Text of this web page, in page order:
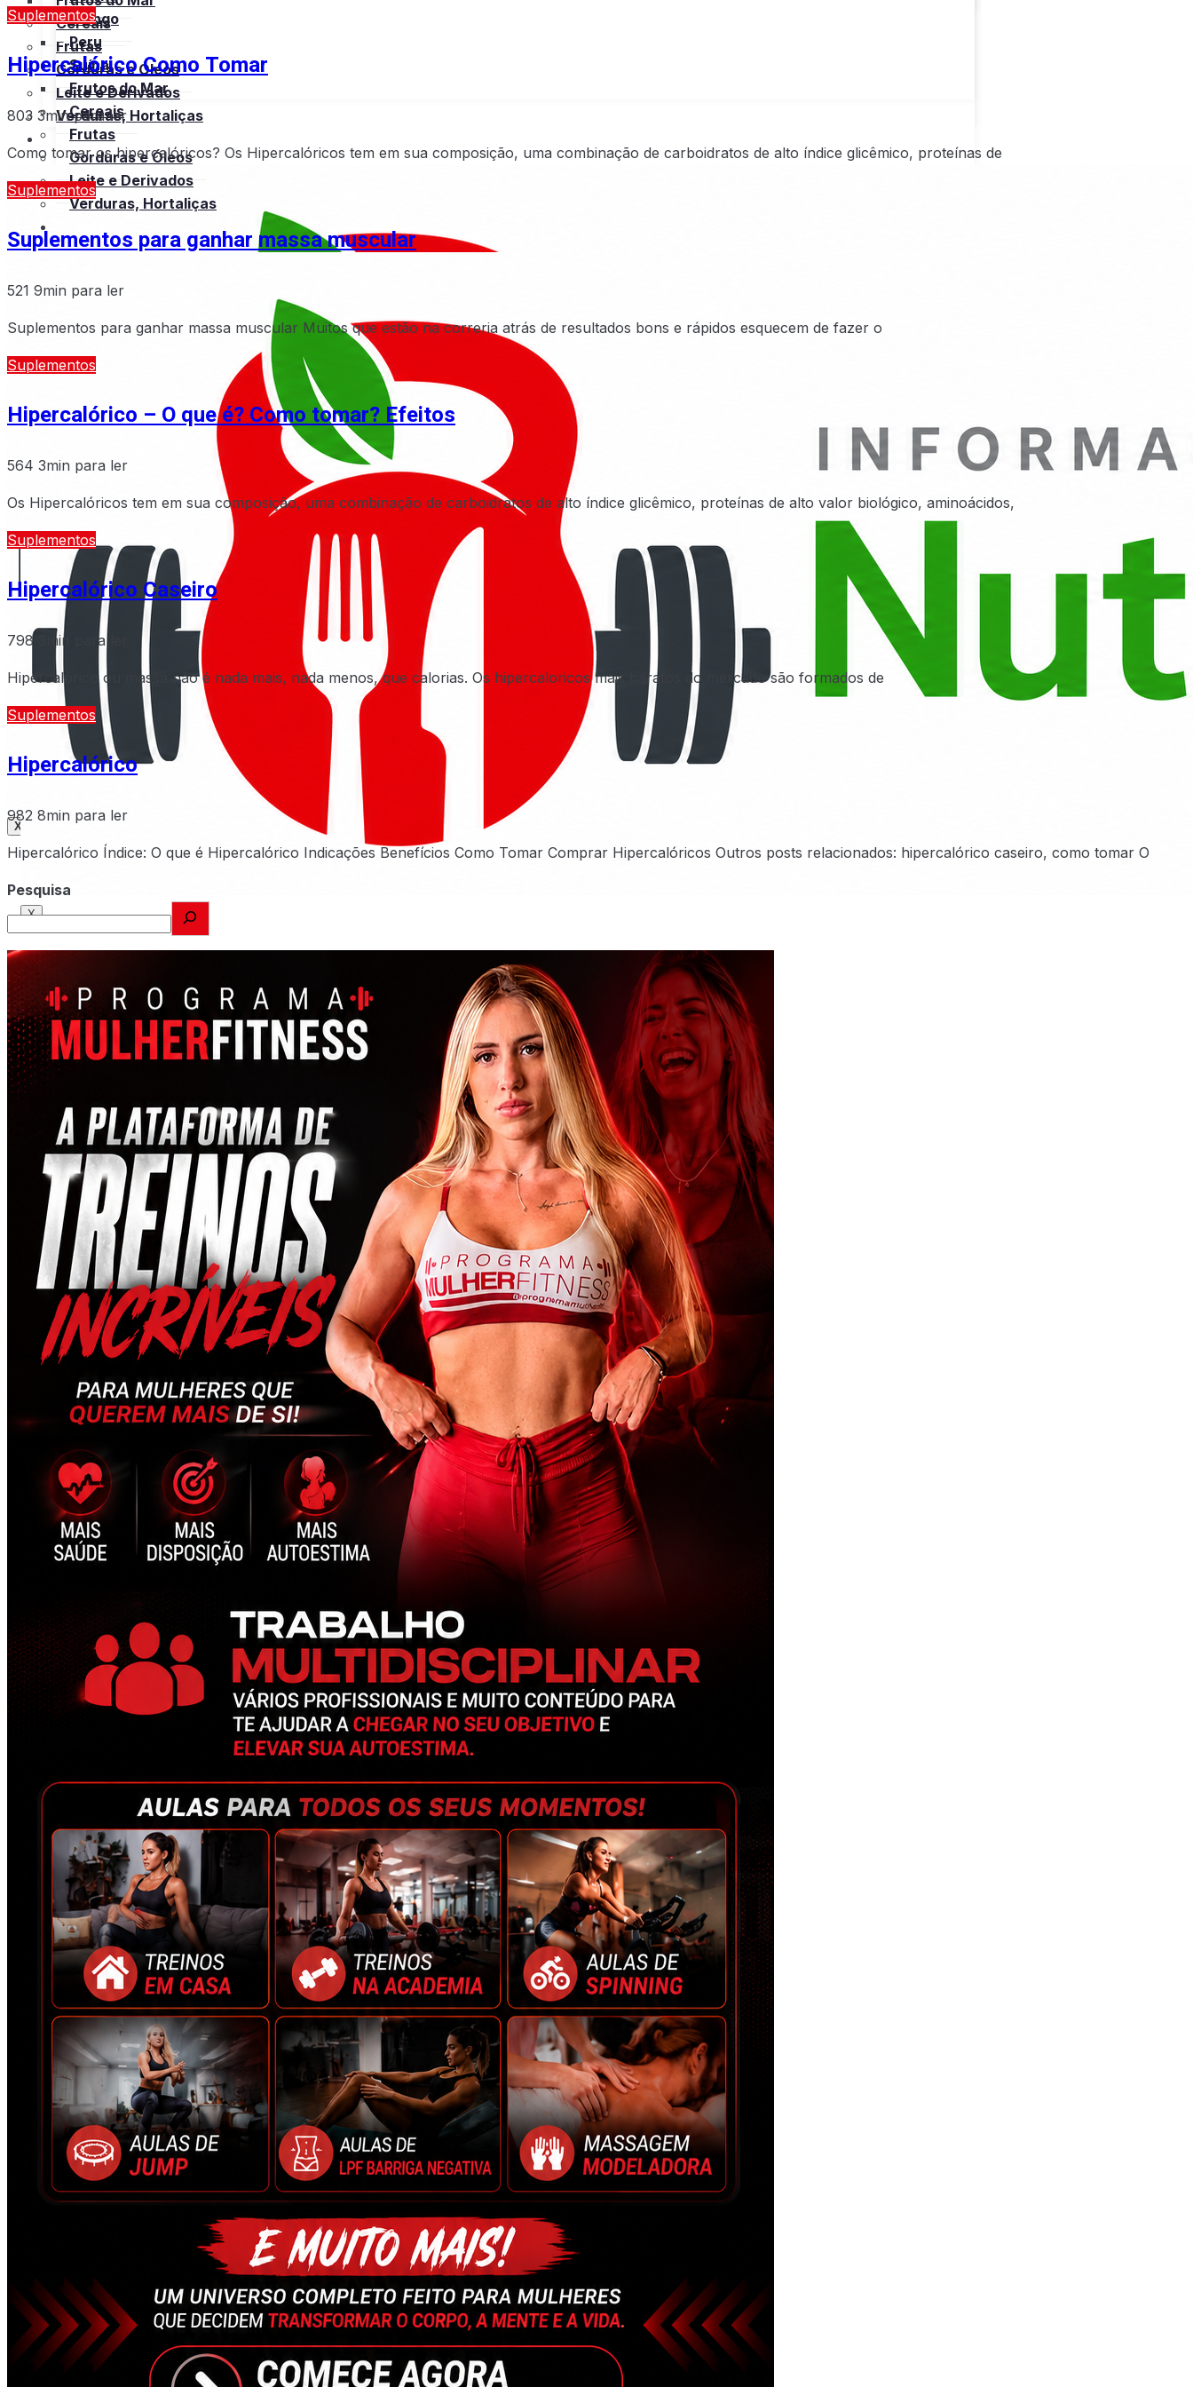
Cereais
Frutas
Gorduras e Óleos
Leite e Derivados
Verduras, Hortaliças
Bula
X
Frango
Peru
Suína
Frutos do Mar
Cereais
Frutas
Gorduras e Óleos
Leite e Derivados
Verduras, Hortaliças
X
Suplementos
Hipercalórico Como Tomar
803 3min para ler
Como tomar os hipercalóricos? Os Hipercalóricos tem em sua composição, uma combinação de carboidratos de alto índice glicêmico, proteínas de
Suplementos
Suplementos para ganhar massa muscular
521 9min para ler
Suplementos para ganhar massa muscular Muitos que estão na correria atrás de resultados bons e rápidos esquecem de fazer o
Suplementos
Hipercalórico – O que é? Como tomar? Efeitos
564 3min para ler
Os Hipercalóricos tem em sua composição, uma combinação de carboidratos de alto índice glicêmico, proteínas de alto valor biológico, aminoácidos,
Suplementos
Hipercalórico Caseiro
798 3min para ler
Hipercalórico ou massa não é nada mais, nada menos, que calorias. Os hipercaloricos mais baratos do mercado são formados de
Suplementos
Hipercalórico
982 8min para ler
Hipercalórico Índice: O que é Hipercalórico Indicações Benefícios Como Tomar Comprar Hipercalóricos Outros posts relacionados: hipercalórico caseiro, como tomar O
Pesquisa